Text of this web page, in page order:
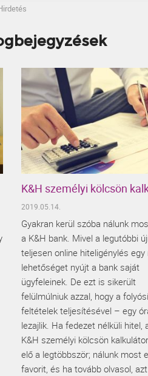
K&H személyi kölcsön
2019.05.14.
Gyakran kerül szóba nálunk
a K&H bank. Mivel a legutóbbi
teljesen online hiteligénylés egy
lehetőséget nyújt a bank saját
ügyfeleinek. De ezt is sikerült
felülmúlniuk azzal, hogy a
feltételek teljesítésével – egy
lezajlik. Ha fedezet nélküli hitel,
K&H személyi kölcsön
elő a legtöbbször; nálunk most
favorit, és ha tovább olvasol,